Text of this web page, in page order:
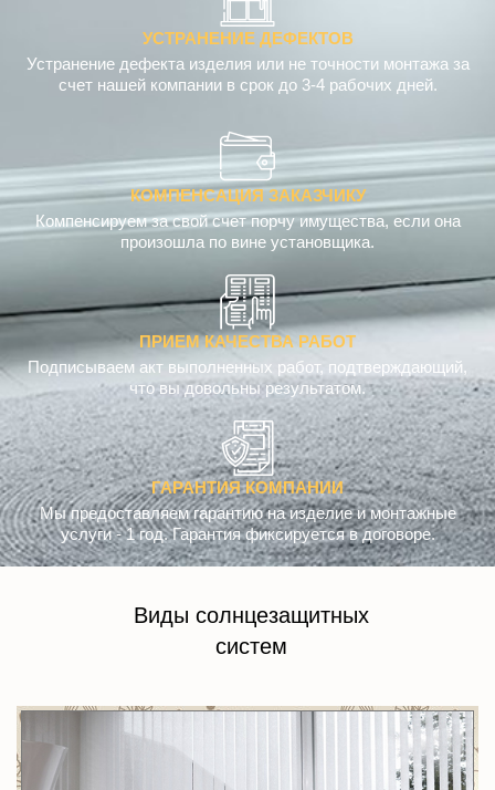
УСТРАНЕНИЕ ДЕФЕКТОВ
Устранение дефекта изделия или не точности монтажа за
счет нашей компании в срок до 3-4 рабочих дней.
КОМПЕНСАЦИЯ ЗАКАЗЧИКУ
Компенсируем за свой счет порчу имущества, если она
произошла по вине установщика.
ПРИЕМ КАЧЕСТВА РАБОТ
Подписываем акт выполненных работ, подтверждающий,
что вы довольны результатом.
ГАРАНТИЯ КОМПАНИИ
Мы предоставляем гарантию на изделие и монтажные
услуги - 1 год. Гарантия фиксируется в договоре.
Виды солнцезащитных
систем